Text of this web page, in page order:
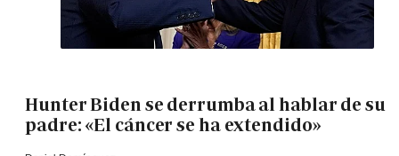
Hunter Biden se derrumba al hablar de su
padre: «El cáncer se ha extendido»